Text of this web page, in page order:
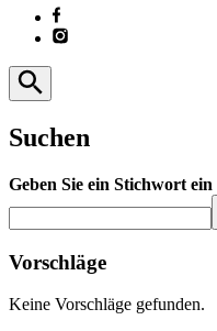
Suchen
Geben Sie ein Stichwort ein
Vorschläge
Keine Vorschläge gefunden.